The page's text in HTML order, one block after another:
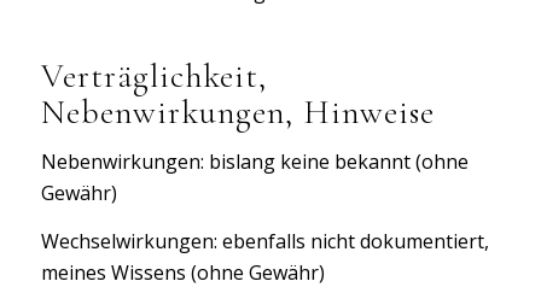
Verträglichkeit,
Nebenwirkungen, Hinweise
Nebenwirkungen: bislang keine bekannt (ohne
Gewähr)
Wechselwirkungen: ebenfalls nicht dokumentiert,
meines Wissens (ohne Gewähr)